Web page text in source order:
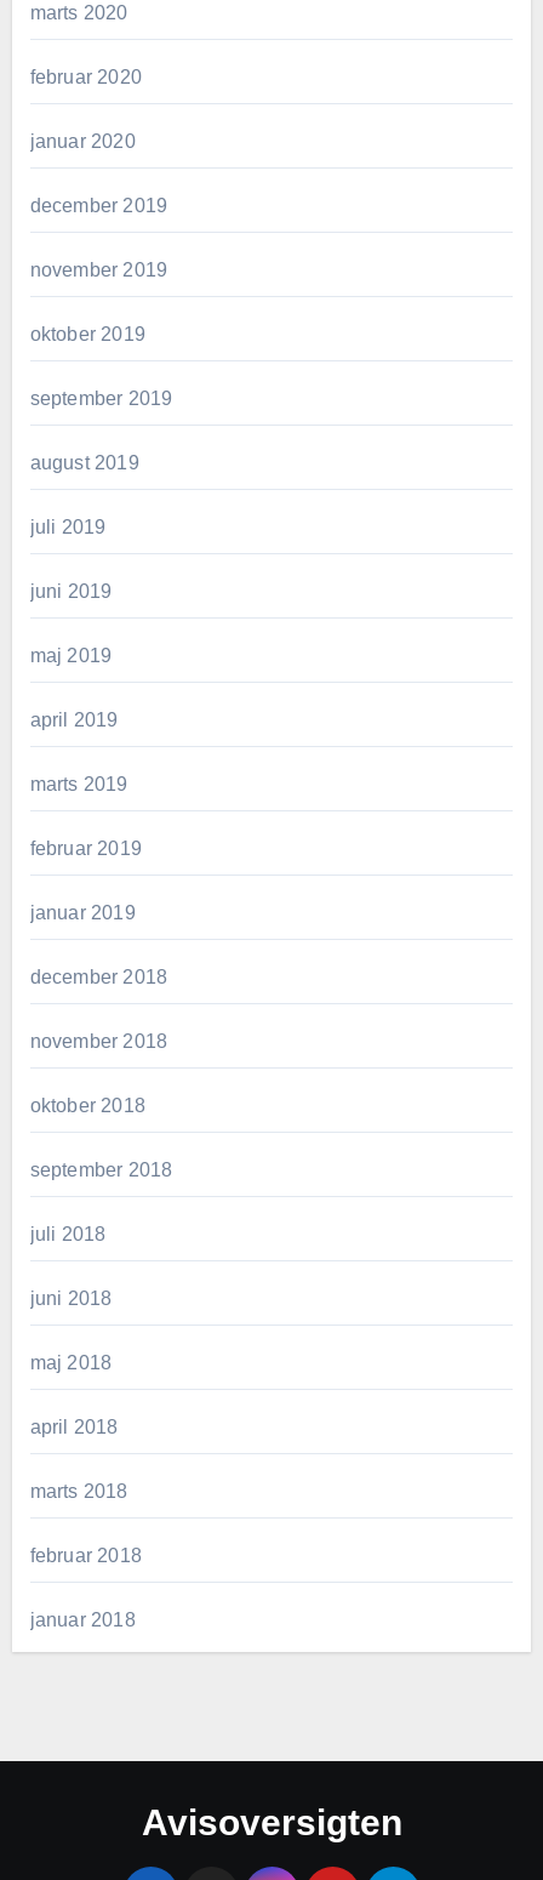
marts 2020
februar 2020
januar 2020
december 2019
november 2019
oktober 2019
september 2019
august 2019
juli 2019
juni 2019
maj 2019
april 2019
marts 2019
februar 2019
januar 2019
december 2018
november 2018
oktober 2018
september 2018
juli 2018
juni 2018
maj 2018
april 2018
marts 2018
februar 2018
januar 2018
Avisoversigten